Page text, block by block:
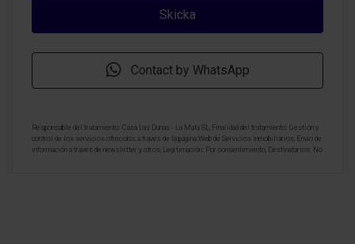
Contact by WhatsApp
Responsable del tratamiento: Casa Las Dunas - La Mata SL, Finalidad del tratamiento: Gestión y
control de los servicios ofrecidos a través de la página Web de Servicios inmobiliarios, Envío de
información a traves de newsletter y otros, Legitimación: Por consentimiento, Destinatarios: No